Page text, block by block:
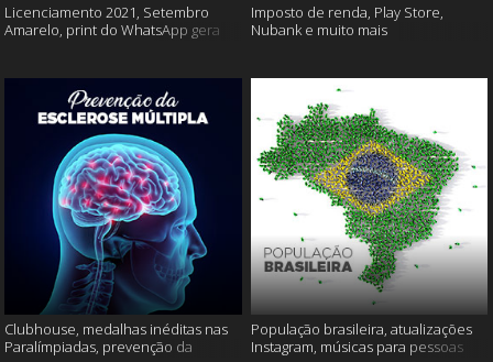
Licenciamento 2021, Setembro
Amarelo, print do WhatsApp gera
Imposto de renda, Play Store,
Nubank e muito mais
Clubhouse, medalhas inéditas nas
Paralímpiadas, prevenção da
População brasileira, atualizações
Instagram, músicas para pessoas